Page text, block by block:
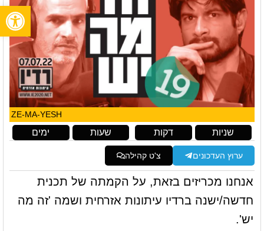
ZE-MA-YESH
ימים שעות דקות שניות
ערוץ העדכונים צ'ט קהילה
אנחנו מכריזים בזאת, על הקמתה של תכנית
חדשה/ישנה ברדיו עיתונות אזרחית ושמה 'זה מה
יש'.